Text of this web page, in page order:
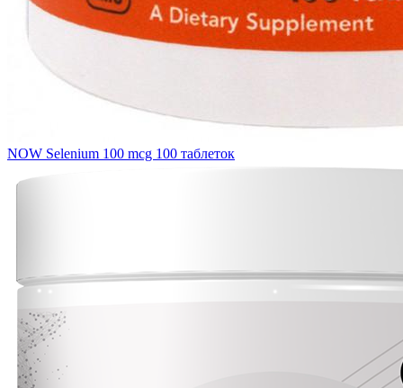
NOW Selenium 100 mcg 100 таблеток